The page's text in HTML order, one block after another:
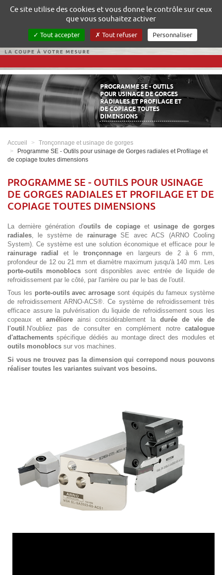
PROGRAMME SE - OUTILS
POUR USINAGE DE GORGES
RADIALES ET PROFILAGE ET
DE COPIAGE TOUTES
DIMENSIONS
Accueil
Tronçonnage et usinage de gorges
Programme SE - Outils pour usinage de Gorges radiales et Profilage et
de copiage toutes dimensions
PROGRAMME SE - OUTILS POUR USINAGE
DE GORGES RADIALES ET PROFILAGE ET DE
COPIAGE TOUTES DIMENSIONS
La dernière génération d'outils de copiage et usinage de gorges
radiales , le système de rainurageSE avec ACS (ARNO Cooling
System). Ce système est une solution économique et efficace pour le
rainurage radial
et le tronçonnageen largeurs de 2 à 6 mm,
profondeur de 12 ou 21 mm et diamètre maximum jusqu'à 140 mm. Les
porte-outils monoblocs sont disponibles avec entrée de liquide de
refroidissement par le côté, par l'arrière ou par le bas de l'outil.
Tous les porte-outils avec arrosage sont équipés du fameux système
de refroidissement ARNO-ACS®. Ce système de refroidissement très
efficace assure la pulvérisation du liquide de refroidissement sous les
copeaux etaméliore ainsi considérablement la durée de vie de
l'outil .N'oubliez pas de consulter en complément notre catalogue
d'attachements spécifique dédiés au montage direct des modules et
outils monoblocs sur vos machines.
Si vous ne trouvez pas la dimension qui correpond nous pouvons
réaliser toutes les variantes suivant vos besoins.
Ce site utilise des cookies et vous donne le contrôle sur ceux
que vous souhaitez activer
Tout accepter Tout refuser Personnaliser